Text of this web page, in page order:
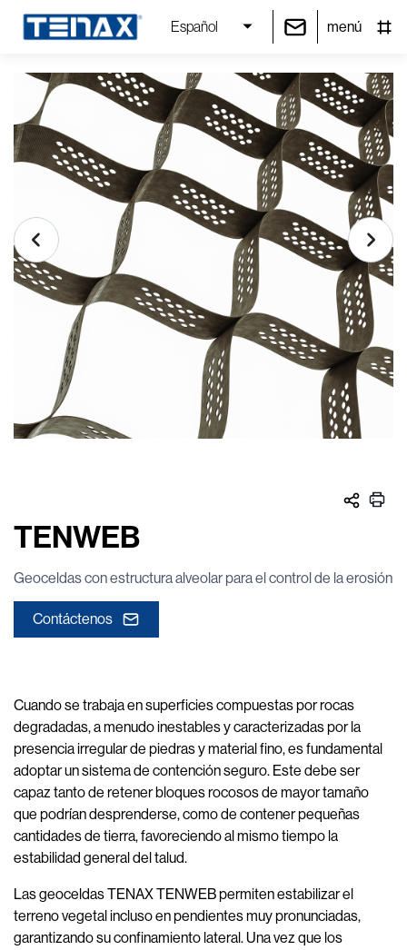
Español menú
TENWEB
Geoceldas con estructura alveolar para el control de la erosión
Contáctenos
Cuando se trabaja en superficies compuestas por rocas
degradadas, a menudo inestables y caracterizadas por la
presencia irregular de piedras y material fino, es fundamental
adoptar un sistema de contención seguro. Este debe ser
capaz tanto de retener bloques rocosos de mayor tamaño
que podrían desprenderse, como de contener pequeñas
cantidades de tierra, favoreciendo al mismo tiempo la
estabilidad general del talud.
Las geoceldas TENAX TENWEB permiten estabilizar el
terreno vegetal incluso en pendientes muy pronunciadas,
garantizando su confinamiento lateral. Una vez que los